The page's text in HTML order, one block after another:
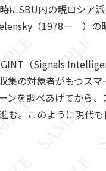
にSBU内の親ロシア
（1978― ）の
（Signals
の対象者がもつスマ
ンを調べあげてから、
。このように現代も